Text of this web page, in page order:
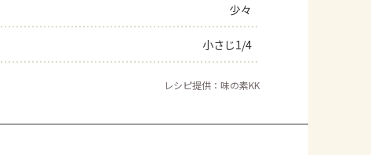
少々
小さじ1/4
レシピ提供：味の素KK